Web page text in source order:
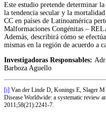
Este estudio pretende determinar
la tendencia secular y la
CC en países de Latinoamérica
Malformaciones Congénitas –
Además, describirá cómo se
mismas en la región de acuerdo a
Investigadoras Responsables:
Barboza Aguello
[i] Van der Linde D, Konings E, Slager
Disease Worldwide: a systematic review
2011;58(21):2241-7.